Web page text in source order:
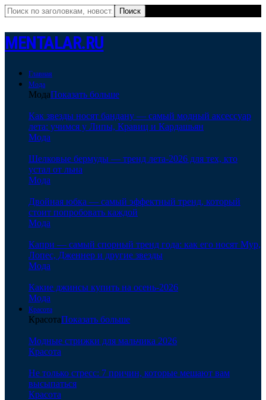
MENTALAR.RU
Главная
Мода
МодаПоказать больше
Как звезды носят бандану — самый модный аксессуар
лета: учимся у Липы, Кравиц и Кардашьян
Мода
Шелковые бермуды — тренд лета-2026 для тех, кто
устал от льна
Мода
Двойная юбка — самый эффектный тренд, который
стоит попробовать каждой
Мода
Капри — самый спорный тренд года: как его носят Мур,
Лопес, Дженнер и другие звезды
Мода
Какие джинсы купить на осень-2026
Мода
Красота
КрасотаПоказать больше
Модные стрижки для мальчика 2026
Красота
Не только стресс: 7 причин, которые мешают вам
высыпаться
Красота